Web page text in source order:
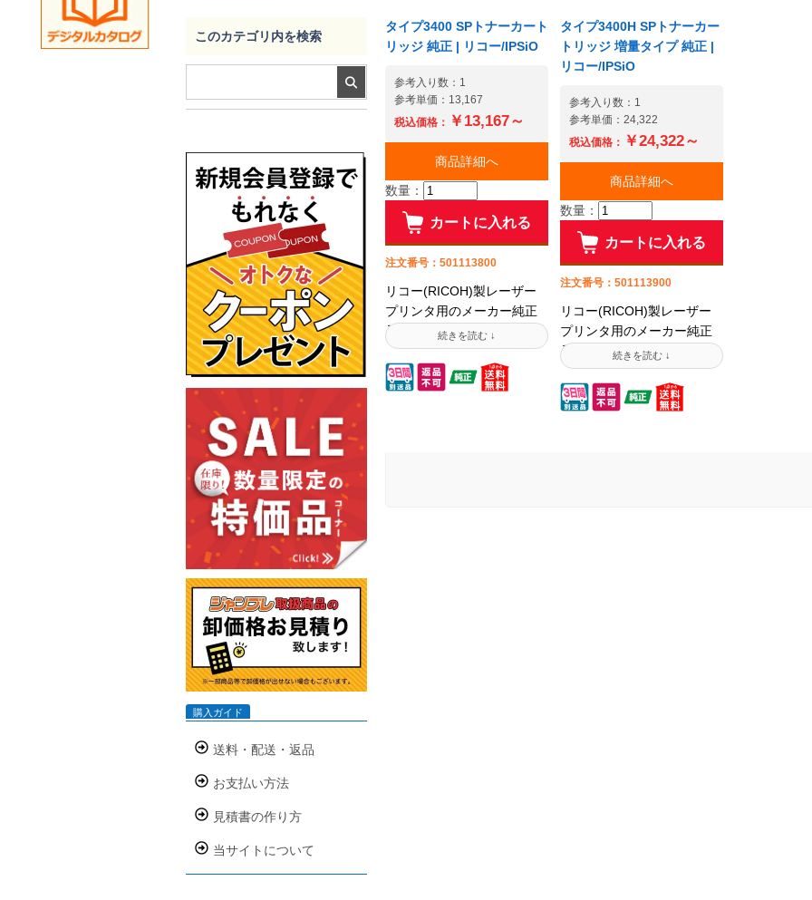
タイプ3400 SPトナーカート
リッジ 純正 | リコー/IPSiO
参考入り数：1
参考単価：13,167
税込価格： ￥13,167～
商品詳細へ
数量：
カートに入れる
注文番号：501113800
リコー(RICOH)製レーザー
プリンタ用のメーカー純正
品トナーです。純正品はプ
リンタ製造メーカーが自社
製造しているため信頼性が
高い製品です。ご購入時は
タイプ3400H SPトナーカー
トリッジ 増量タイプ 純正 |
リコー/IPSiO
参考入り数：1
参考単価：24,322
税込価格： ￥24,322～
商品詳細へ
数量：
カートに入れる
注文番号：501113900
リコー(RICOH)製レーザー
プリンタ用のメーカー純正
品トナーです。純正品はプ
リンタ製造メーカーが自社
製造しているため信頼性が
高い製品です。ご購入時は
このカテゴリ内を検索
購入ガイド
送料・配送・返品
お支払い方法
見積書の作り方
当サイトについて